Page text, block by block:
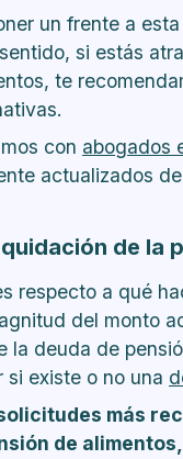
un frente a
si estás
te
con abogados
actualizados
de la
respecto a qué
del monto
la deuda de
si existe o no una
más
de